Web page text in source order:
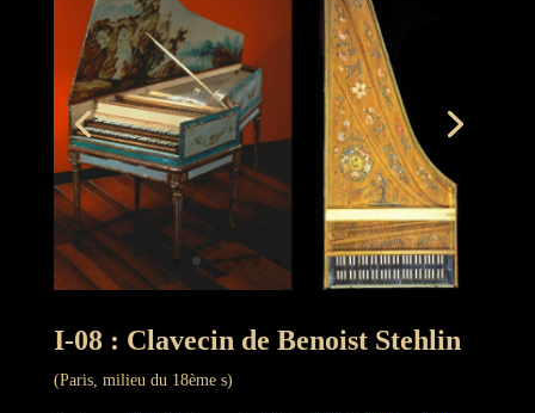
I-08 : Clavecin de Benoist Stehlin
(Paris, milieu du 18ème s)